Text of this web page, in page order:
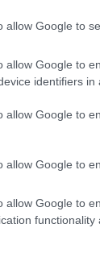
allow Google to
allow Google to
identifiers in
allow Google to
allow Google to
allow Google to
functionality
jelenthet. A